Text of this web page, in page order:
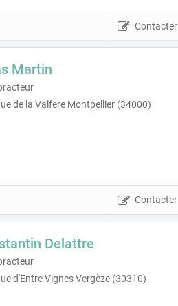
Contacter
Martin
de la Valfere Montpellier (34000)
Contacter
Delattre
d'Entre Vignes Vergèze (30310)